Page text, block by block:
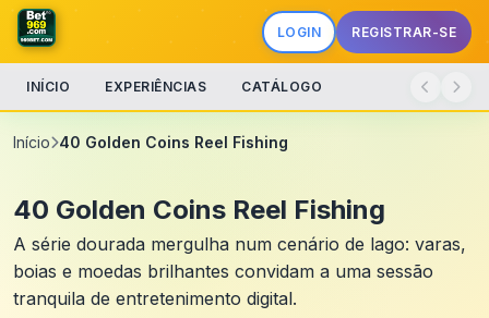
LOGIN REGISTRAR-SE
INÍCIO EXPERIÊNCIAS CATÁLOGO
Início 40 Golden Coins Reel Fishing
40 Golden Coins Reel Fishing
A série dourada mergulha num cenário de lago: varas,
boias e moedas brilhantes convidam a uma sessão
tranquila de entretenimento digital.